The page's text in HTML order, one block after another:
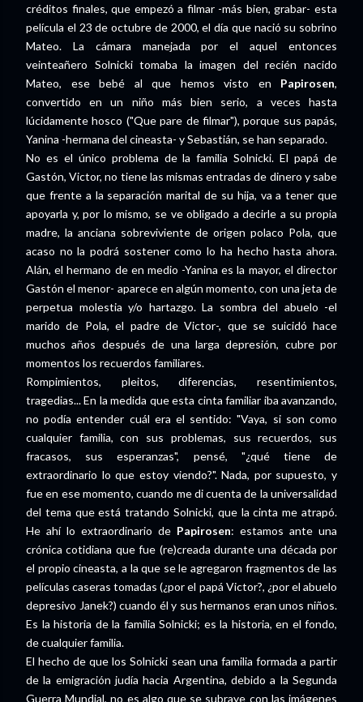
créditos finales, que empezó a filmar -más bien, grabar- esta
película el 23 de octubre de 2000, el día que nació su sobrino
Mateo. La cámara manejada por el aquel entonces
veinteañero Solnicki tomaba la imagen del recién nacido
Mateo, ese bebé al que hemos visto en Papirosen,
convertido en un niño más bien serio, a veces hasta
lúcidamente hosco ("Que pare de filmar"), porque sus papás,
Yanina -hermana del cineasta- y Sebastián, se han separado.
No es el único problema de la familia Solnicki. El papá de
Gastón, Victor, no tiene las mismas entradas de dinero y sabe
que frente a la separación marital de su hija, va a tener que
apoyarla y, por lo mismo, se ve obligado a decirle a su propia
madre, la anciana sobreviviente de origen polaco Pola, que
acaso no la podrá sostener como lo ha hecho hasta ahora.
Alán, el hermano de en medio -Yanina es la mayor, el director
Gastón el menor- aparece en algún momento, con una jeta de
perpetua molestia y/o hartazgo. La sombra del abuelo -el
marido de Pola, el padre de Victor-, que se suicidó hace
muchos años después de una larga depresión, cubre por
momentos los recuerdos familiares.
Rompimientos, pleitos, diferencias, resentimientos,
tragedias... En la medida que esta cinta familiar iba avanzando,
no podía entender cuál era el sentido: "Vaya, si son como
cualquier familia, con sus problemas, sus recuerdos, sus
fracasos, sus esperanzas", pensé, "¿qué tiene de
extraordinario lo que estoy viendo?". Nada, por supuesto, y
fue en ese momento, cuando me di cuenta de la universalidad
del tema que está tratando Solnicki, que la cinta me atrapó.
He ahí lo extraordinario de Papirosen: estamos ante una
crónica cotidiana que fue (re)creada durante una década por
el propio cineasta, a la que se le agregaron fragmentos de las
películas caseras tomadas (¿por el papá Victor?, ¿por el abuelo
depresivo Janek?) cuando él y sus hermanos eran unos niños.
Es la historia de la familia Solnicki; es la historia, en el fondo,
de cualquier familia.
El hecho de que los Solnicki sean una familia formada a partir
de la emigración judía hacia Argentina, debido a la Segunda
Guerra Mundial, no es algo que se subraye con las imágenes